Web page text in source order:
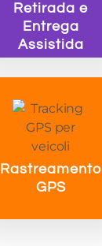
Retirada e
Entrega
Assistida
Rastreamento
GPS